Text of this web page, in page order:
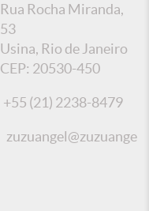
Rua Rocha Miranda,
53
Usina, Rio de Janeiro
CEP: 20530-450
+55 (21) 2238-8479